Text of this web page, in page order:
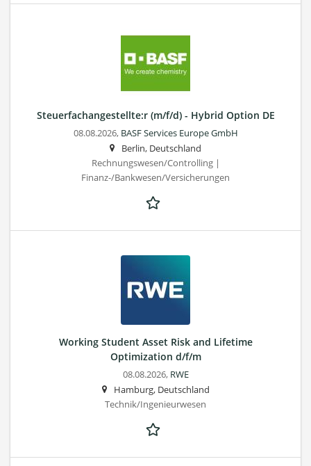
Steuerfachangestellte:r (m/f/d) - Hybrid Option DE
08.08.2026, BASF Services Europe GmbH
Berlin, Deutschland
Rechnungswesen/Controlling |
Finanz-/Bankwesen/Versicherungen
Working Student Asset Risk and Lifetime
Optimization d/f/m
08.08.2026, RWE
Hamburg, Deutschland
Technik/Ingenieurwesen